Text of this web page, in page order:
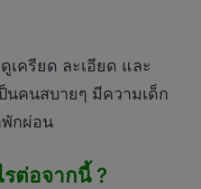
เครียด ละเอียด และ
นคนสบายๆ มีความเด็ก
พักผ่อน
ต่อจากนี้ ?